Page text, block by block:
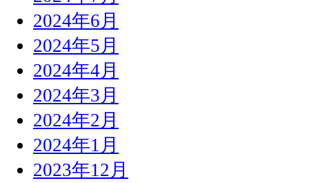
2024年6月
2024年5月
2024年4月
2024年3月
2024年2月
2024年1月
2023年12月